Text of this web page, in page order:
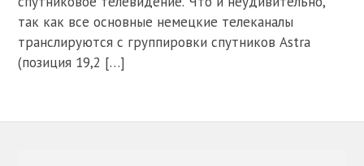
так как все основные немецкие телеканалы
транслируются с группировки спутников Astra
(позиция 19,2 […]